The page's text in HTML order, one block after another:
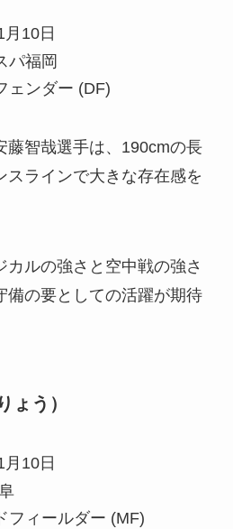
10日
パ福岡
ェンダー (DF)
藤智哉選手は、190cmの長
スラインで大きな存在感を
カルの強さと空中戦の強さ
備の要としての活躍が期待
ょう）
10日
フィールダー (MF)